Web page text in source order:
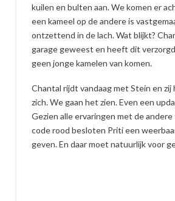
kuilen en bulten aan. We komen er
een kameel op de andere is
ontzettend in de lach. Wat blijkt?
garage geweest en heeft dit
geen jonge kamelen van komen.
Chantal rijdt vandaag met Stein en zij
zich. We gaan het zien. Even een
Gezien alle ervaringen met de
code rood besloten Priti een
geven. En daar moet natuurlijk voor